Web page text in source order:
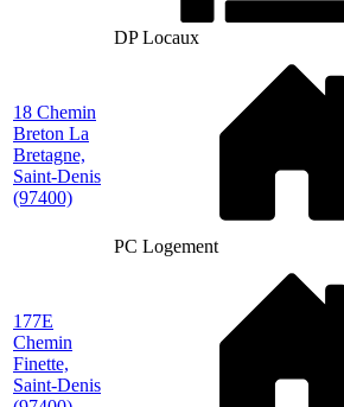
DP Locaux
18 Chemin
Breton La
Bretagne,
Saint-Denis
(97400)
PC Logement
177E
Chemin
Finette,
Saint-Denis